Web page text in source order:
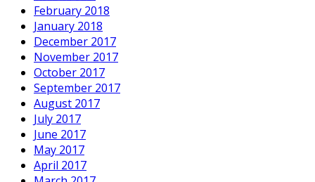
February 2018
January 2018
December 2017
November 2017
October 2017
September 2017
August 2017
July 2017
June 2017
May 2017
April 2017